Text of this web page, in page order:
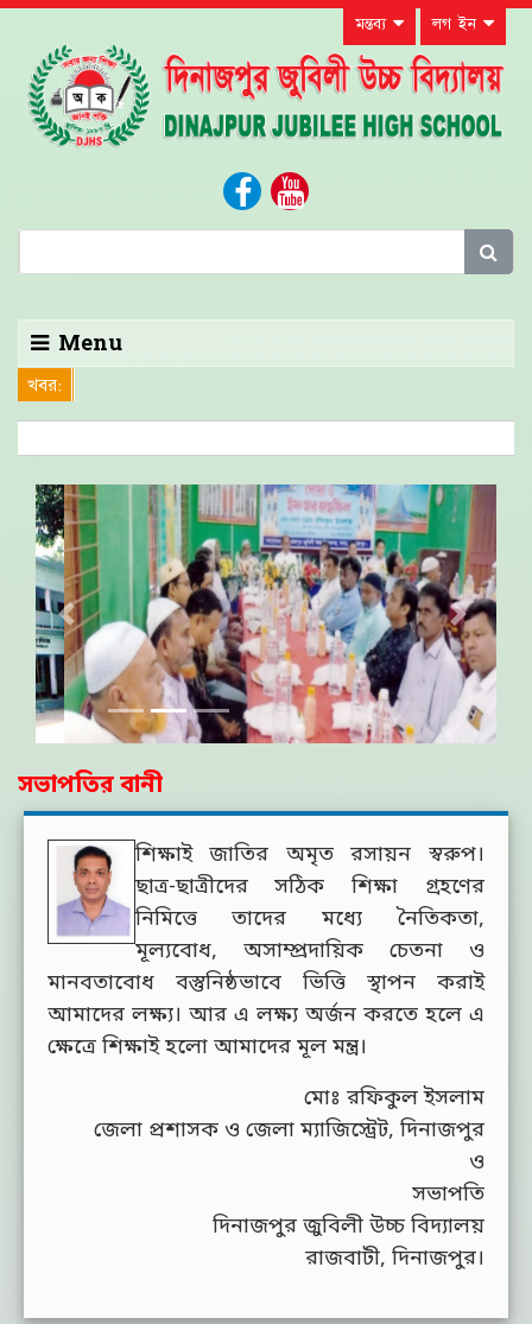
মন্তব্য লগ ইন
Menu
খবর:
Previous Next
সভাপতির বানী
শিক্ষাই জাতির অমৃত রসায়ন স্বরুপ।
ছাত্র-ছাত্রীদের সঠিক শিক্ষা গ্রহণের
নিমিত্তে তাদের মধ্যে নৈতিকতা,
মূল্যবোধ, অসাম্প্রদায়িক চেতনা ও
মানবতাবোধ বস্তুনিষ্ঠভাবে ভিত্তি স্থাপন করাই
আমাদের লক্ষ্য। আর এ লক্ষ্য অর্জন করতে হলে এ
ক্ষেত্রে শিক্ষাই হলো আমাদের মূল মন্ত্র।
মোঃ রফিকুল ইসলাম
জেলা প্রশাসক ও জেলা ম্যাজিস্ট্রেট, দিনাজপুর
ও
সভাপতি
দিনাজপুর জুবিলী উচ্চ বিদ্যালয়
রাজবাটী, দিনাজপুর।